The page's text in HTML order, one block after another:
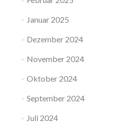
Januar 2025
Dezember 2024
November 2024
Oktober 2024
September 2024
Juli 2024